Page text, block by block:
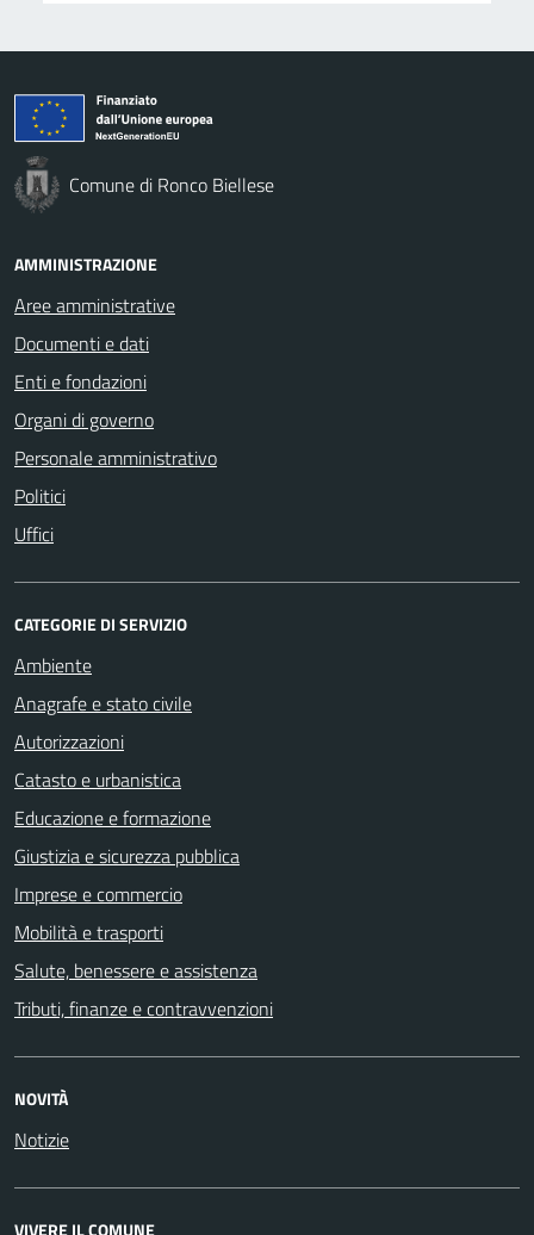
Comune di Ronco Biellese
AMMINISTRAZIONE
Aree amministrative
Documenti e dati
Enti e fondazioni
Organi di governo
Personale amministrativo
Politici
Uffici
CATEGORIE DI SERVIZIO
Ambiente
Anagrafe e stato civile
Autorizzazioni
Catasto e urbanistica
Educazione e formazione
Giustizia e sicurezza pubblica
Imprese e commercio
Mobilità e trasporti
Salute, benessere e assistenza
Tributi, finanze e contravvenzioni
NOVITÀ
Notizie
VIVERE IL COMUNE